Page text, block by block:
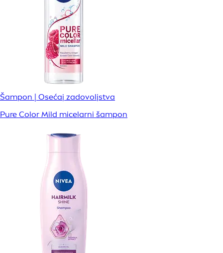
Šampon | Osećaj zadovoljstva
Pure Color Mild micelarni šampon